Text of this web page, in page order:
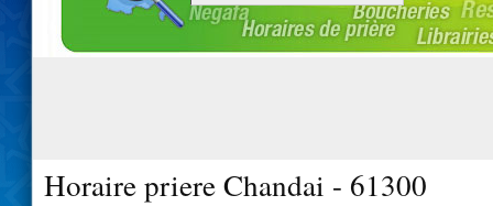
Horaire priere Chandai - 61300